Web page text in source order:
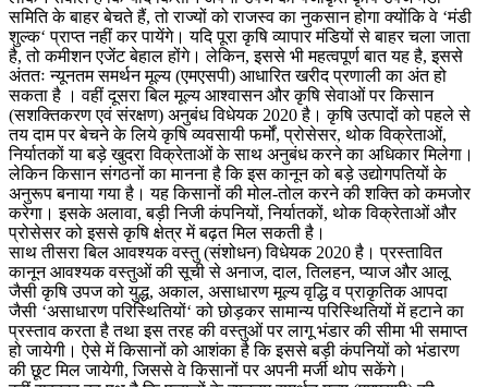
समिति के बाहर बेचते हैं, तो राज्यों को राजस्व का नुकसान होगा क्योंकि वे ‘मंडी
शुल्क‘ प्राप्त नहीं कर पायेंगे। यदि पूरा कृषि व्यापार मंडियों से बाहर चला जाता
है, तो कमीशन एजेंट बेहाल होंगे। लेकिन, इससे भी महत्वपूर्ण बात यह है, इससे
अंततः न्यूनतम समर्थन मूल्य (एमएसपी) आधारित खरीद प्रणाली का अंत हो
सकता है । वहीं दूसरा बिल मूल्य आश्वासन और कृषि सेवाओं पर किसान
(सशक्तिकरण एवं संरक्षण) अनुबंध विधेयक 2020 है। कृषि उत्पादों को पहले से
तय दाम पर बेचने के लिये कृषि व्यवसायी फर्मों, प्रोसेसर, थोक विक्रेताओं,
निर्यातकों या बड़े खुदरा विक्रेताओं के साथ अनुबंध करने का अधिकार मिलेगा।
लेकिन किसान संगठनों का मानना है कि इस कानून को बड़े उद्योगपतियों के
अनुरूप बनाया गया है। यह किसानों की मोल-तोल करने की शक्ति को कमजोर
करेगा। इसके अलावा, बड़ी निजी कंपनियों, निर्यातकों, थोक विक्रेताओं और
प्रोसेसर को इससे कृषि क्षेत्र में बढ़त मिल सकती है।
साथ तीसरा बिल आवश्यक वस्तु (संशोधन) विधेयक 2020 है। प्रस्तावित
कानून आवश्यक वस्तुओं की सूची से अनाज, दाल, तिलहन, प्याज और आलू
जैसी कृषि उपज को युद्ध, अकाल, असाधारण मूल्य वृद्धि व प्राकृतिक आपदा
जैसी ‘असाधारण परिस्थितियों‘ को छोड़कर सामान्य परिस्थितियों में हटाने का
प्रस्ताव करता है तथा इस तरह की वस्तुओं पर लागू भंडार की सीमा भी समाप्त
हो जायेगी। ऐसे में किसानों को आशंका है कि इससे बड़ी कंपनियों को भंडारण
की छूट मिल जायेगी, जिससे वे किसानों पर अपनी मर्जी थोप सकेंगे।